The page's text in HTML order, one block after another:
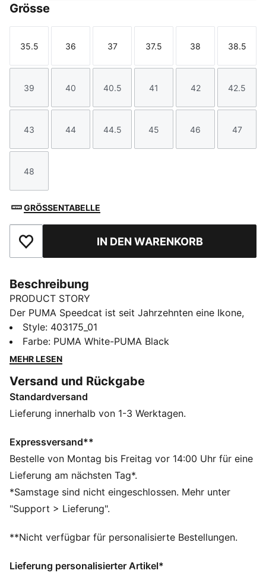
Grösse
Größe
35.5
Größe
36
Größe
37
Größe
37.5
Größe
38
Größe
38.5
Größe
39
Größe
40
Größe
40.5
Größe
41
Größe
42
Größe
42.5
Größe
43
Größe
44
Größe
44.5
Größe
45
Größe
46
Größe
47
Größe
48
GRÖSSENTABELLE
Zu Favoriten hinzufügenIN DEN WARENKORB
Beschreibung
PRODUCT STORY
Der PUMA Speedcat ist seit Jahrzehnten eine Ikone,
was den Motorsport und Streetwear angeht.
Ursprünglich wurde er als ultraschmaler
Motorsportschuh bekannt, der die Rundenzeiten um
Speedcat für einen legendären Auftritt auf den
Straßen der Fashion-Metropolen weltweit. Dabei wird
seine Geschichte immer weiter geschrieben – von den
DETAILS
Breite: Regulär
Zehentyp: Abgerundet
Verschluss: Schnürsenkel
Absatzart: Flach
Futter: Textil
Style: 403175_01
Farbe: PUMA White-PUMA Black
MEHR LESEN
Versand und Rückgabe
Standardversand
Lieferung innerhalb von 1-3 Werktagen.
Expressversand**
Bestelle von Montag bis Freitag vor 14:00 Uhr für eine
Lieferung am nächsten Tag*.
*Samstage sind nicht eingeschlossen. Mehr unter
"Support > Lieferung".
**Nicht verfügbar für personalisierte Bestellungen.
Lieferung personalisierter Artikel*